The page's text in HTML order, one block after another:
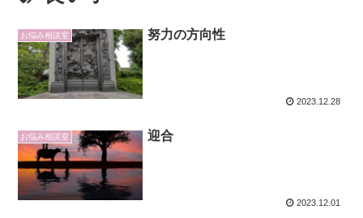
お悩み相談室 努力の方向性
2023.12.28
お悩み相談室 迎合
2023.12.01